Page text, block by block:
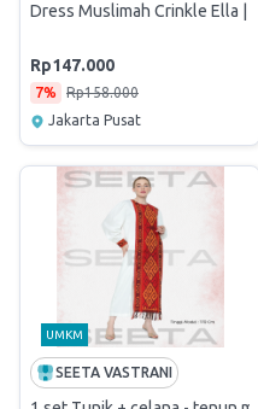
Dress Muslimah Crinkle Ella |
Rp147.000
7%
Rp158.000
Jakarta Pusat
UMKM
SEETA VASTRANI